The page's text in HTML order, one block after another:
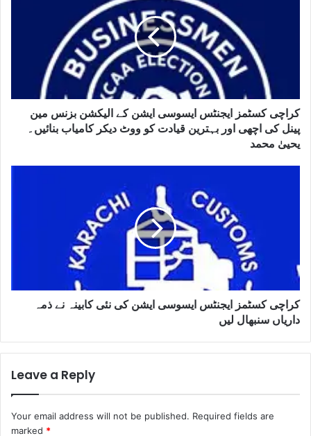
کراچی کسٹمز ایجنٹس ایسوسی ایشن کے الیکشن بزنس مین
پینل کی اچھی اور بہترین قیادت کو ووٹ دیکر کامیاب بنائیں۔
یحییٰ محمد
کراچی کسٹمز ایجنٹس ایسوسی ایشن کی نئی کابینہ نے ذمہ
داریاں سنبھال لیں
Leave a Reply
Your email address will not be published. Required fields are
marked *